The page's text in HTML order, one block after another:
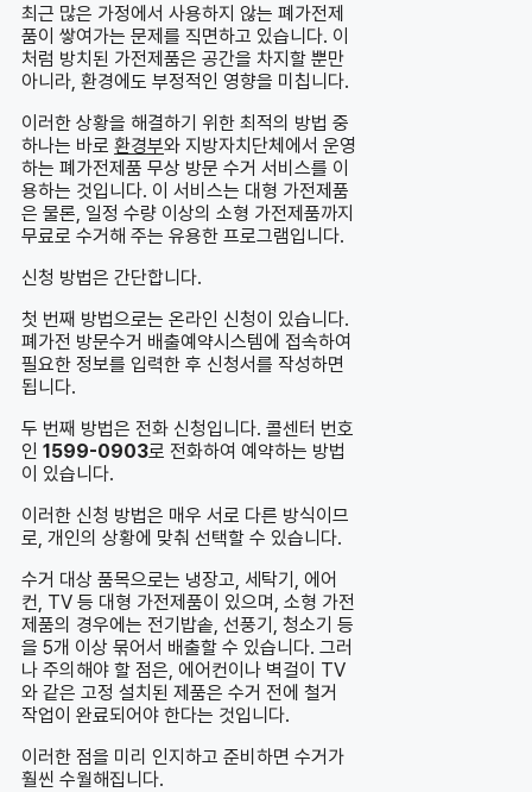
최근 많은 가정에서 사용하지 않는 폐가전제
품이 쌓여가는 문제를 직면하고 있습니다. 이
처럼 방치된 가전제품은 공간을 차지할 뿐만
아니라, 환경에도 부정적인 영향을 미칩니다.
이러한 상황을 해결하기 위한 최적의 방법 중
하나는 바로 환경부와 지방자치단체에서 운영
하는 폐가전제품 무상 방문 수거 서비스를 이
용하는 것입니다. 이 서비스는 대형 가전제품
은 물론, 일정 수량 이상의 소형 가전제품까지
무료로 수거해 주는 유용한 프로그램입니다.
신청 방법은 간단합니다.
첫 번째 방법으로는 온라인 신청이 있습니다.
폐가전 방문수거 배출예약시스템에 접속하여
필요한 정보를 입력한 후 신청서를 작성하면
됩니다.
두 번째 방법은 전화 신청입니다. 콜센터 번호
인 1599-0903로 전화하여 예약하는 방법
이 있습니다.
이러한 신청 방법은 매우 서로 다른 방식이므
로, 개인의 상황에 맞춰 선택할 수 있습니다.
수거 대상 품목으로는 냉장고, 세탁기, 에어
컨, TV 등 대형 가전제품이 있으며, 소형 가전
제품의 경우에는 전기밥솥, 선풍기, 청소기 등
을 5개 이상 묶어서 배출할 수 있습니다. 그러
나 주의해야 할 점은, 에어컨이나 벽걸이 TV
와 같은 고정 설치된 제품은 수거 전에 철거
작업이 완료되어야 한다는 것입니다.
이러한 점을 미리 인지하고 준비하면 수거가
훨씬 수월해집니다.